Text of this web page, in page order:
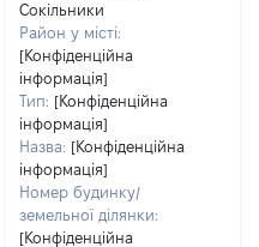
Сокільники
Район у місті:
[Конфіденційна
інформація]
Тип: [Конфіденційна
інформація]
Назва: [Конфіденційна
інформація]
Номер будинку/
земельної ділянки:
[Конфіденційна